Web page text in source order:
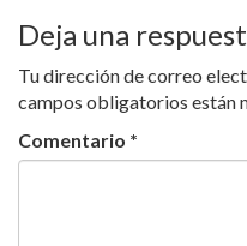
Deja una
Tu dirección de correo
campos obligatorios están
Comentario *